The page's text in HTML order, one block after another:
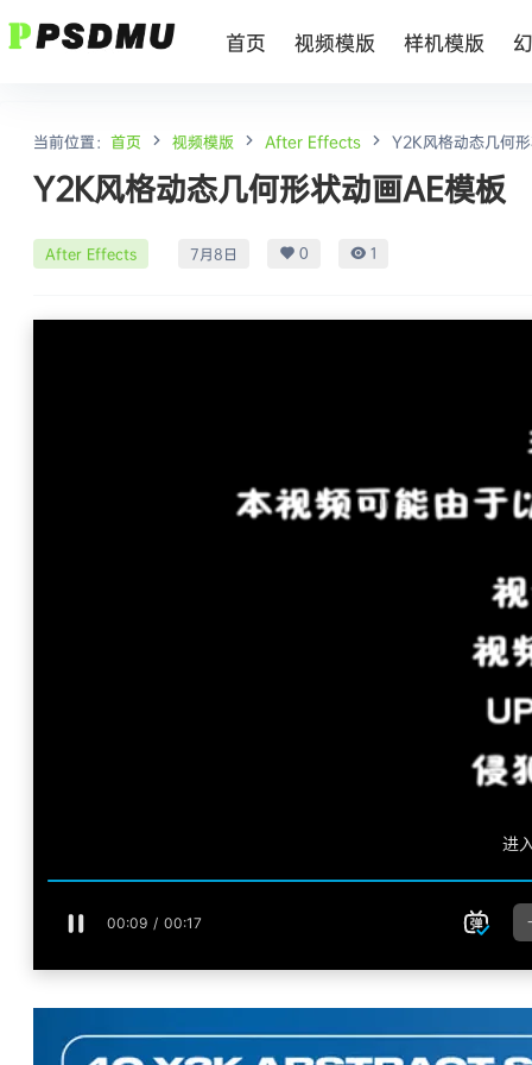
首页 视频模版 样机模版
当前位置： 首页 视频模版 After Effects Y2K风格动态几何
Y2K风格动态几何形状动画AE模板
After Effects 7月8日 0 1